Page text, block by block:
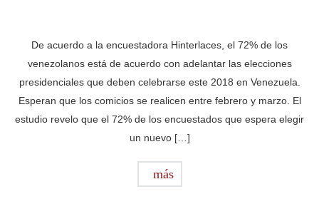
De acuerdo a la encuestadora Hinterlaces, el 72% de los
venezolanos está de acuerdo con adelantar las elecciones
presidenciales que deben celebrarse este 2018 en Venezuela.
Esperan que los comicios se realicen entre febrero y marzo. El
estudio revelo que el 72% de los encuestados que espera elegir
un nuevo […]
más